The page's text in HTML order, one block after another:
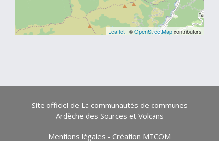
Leaflet | ©OpenStreetMapcontributors
Site officiel de La communautés de communes
Ardèche des Sources et Volcans
Mentions légales - Création MTCOM